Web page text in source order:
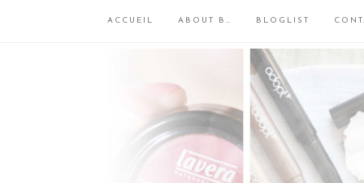
ACCUEIL ABOUT B… BLOGLIST